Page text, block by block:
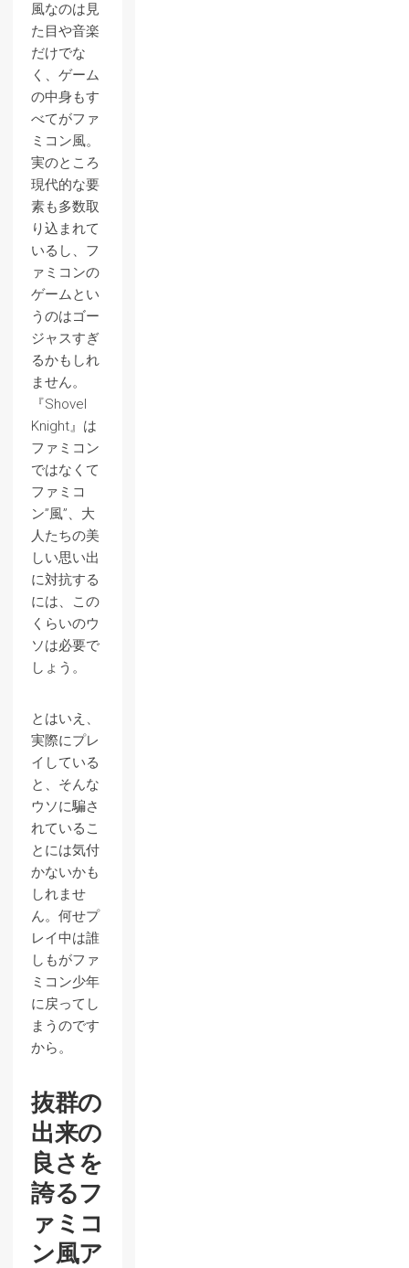
風なのは見
た目や音楽
だけでな
く、ゲーム
の中身もす
べてがファ
ミコン風。
実のところ
現代的な要
素も多数取
り込まれて
いるし、フ
ァミコンの
ゲームとい
うのはゴー
ジャスすぎ
るかもしれ
ません。
『Shovel
Knight』は
ファミコン
ではなくて
ファミコ
ン”風”、大
人たちの美
しい思い出
に対抗する
には、この
くらいのウ
ソは必要で
しょう。
とはいえ、
実際にプレ
イしている
と、そんな
ウソに騙さ
れているこ
とには気付
かないかも
しれませ
ん。何せプ
レイ中は誰
しもがファ
ミコン少年
に戻ってし
まうのです
から。
抜群の
出来の
良さを
誇るフ
ァミコ
ン風ア